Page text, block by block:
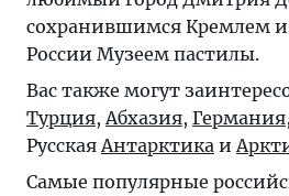
сохранившимся Кремлем
России Музеем пастилы.
Вас также могут
Турция, Абхазия, Германия,
Русская Антарктика и
Самые популярные